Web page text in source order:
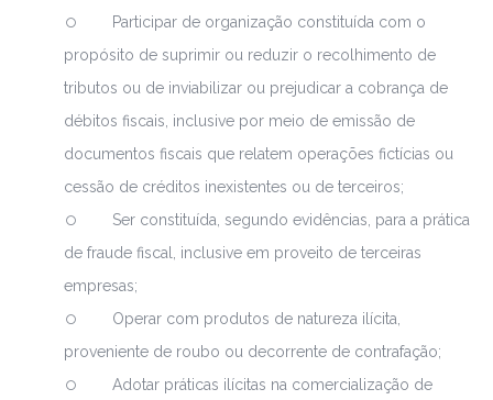
Participar de organização constituída com o
propósito de suprimir ou reduzir o recolhimento de
tributos ou de inviabilizar ou prejudicar a cobrança de
débitos fiscais, inclusive por meio de emissão de
documentos fiscais que relatem operações fictícias ou
cessão de créditos inexistentes ou de terceiros;
Ser constituída, segundo evidências, para a prática
de fraude fiscal, inclusive em proveito de terceiras
empresas;
Operar com produtos de natureza ilícita,
proveniente de roubo ou decorrente de contrafação;
Adotar práticas ilícitas na comercialização de